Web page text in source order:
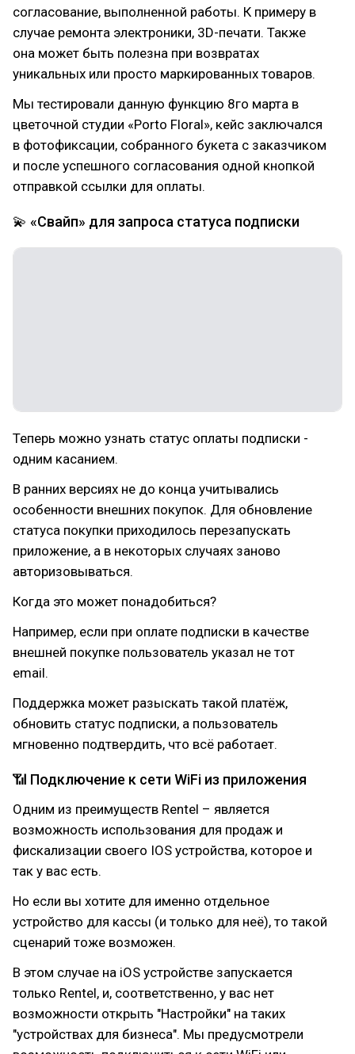
согласование, выполненной работы. К примеру в
случае ремонта электроники, 3D-печати. Также
она может быть полезна при возвратах
уникальных или просто маркированных товаров.
Мы тестировали данную функцию 8го марта в
цветочной студии «Porto Floral», кейс заключался
в фотофиксации, собранного букета с заказчиком
и после успешного согласования одной кнопкой
отправкой ссылки для оплаты.
💫 «Свайп» для запроса статуса подписки
Теперь можно узнать статус оплаты подписки -
одним касанием.
В ранних версиях не до конца учитывались
особенности внешних покупок. Для обновление
статуса покупки приходилось перезапускать
приложение, а в некоторых случаях заново
авторизовываться.
Когда это может понадобиться?
Например, если при оплате подписки в качестве
внешней покупке пользователь указал не тот
email.
Поддержка может разыскать такой платёж,
обновить статус подписки, а пользователь
мгновенно подтвердить, что всё работает.
📶 Подключение к сети WiFi из приложения
Одним из преимуществ Rentel – является
возможность использования для продаж и
фискализации своего IOS устройства, которое и
так у вас есть.
Но если вы хотите для именно отдельное
устройство для кассы (и только для неё), то такой
сценарий тоже возможен.
В этом случае на iOS устройстве запускается
только Rentel, и, соответственно, у вас нет
возможности открыть "Настройки" на таких
"устройствах для бизнеса". Мы предусмотрели